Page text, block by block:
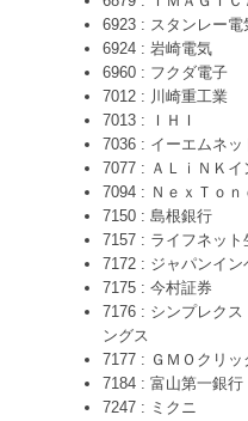
6923 : スタンレー電
6924 : 岩崎電気
6960 : フクダ電子
7012 : 川崎重工業
7013 : ＩＨＩ
7036 : イーエムネッ
7077 : ＡＬｉＮＫイ
7094 : ＮｅｘＴｏｎ
7150 : 島根銀行
7157 : ライフネット
7172 : ジャパンイ
7175 : 今村証券
7176 : シンプレク
ングス
7177 : ＧＭＯクリ
7184 : 富山第一銀行
7247 : ミクニ